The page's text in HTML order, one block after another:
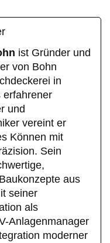
ist Gründer und
von Bohn
in
erfahrener
und
vereint er
Können mit
Sein
aus
seiner
als
Anlagenmanager
moderner